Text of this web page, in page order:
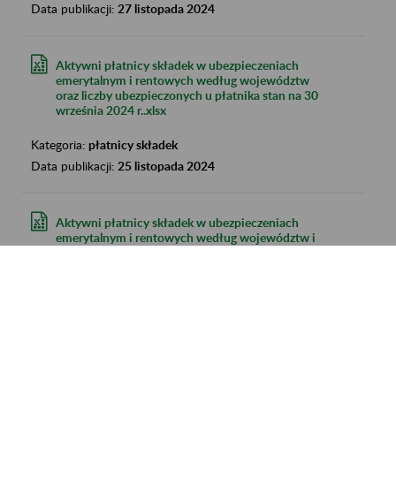
Data publikacji: 27 listopada 2024
Aktywni płatnicy składek w ubezpieczeniach
emerytalnym i rentowych według województw
oraz liczby ubezpieczonych u płatnika stan na 30
września 2024 r..xlsx
Kategoria: płatnicy składek
Data publikacji: 25 listopada 2024
Aktywni płatnicy składek w ubezpieczeniach
emerytalnym i rentowych według województw i